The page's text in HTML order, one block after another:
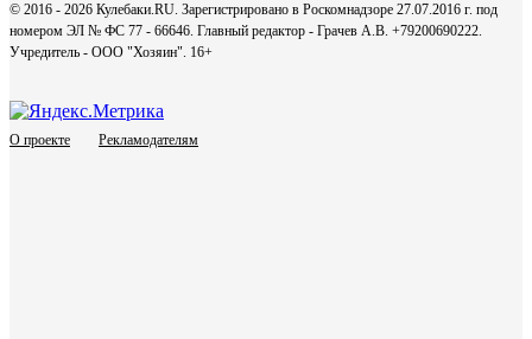
© 2016 - 2026 Кулебаки.RU. Зарегистрировано в Роскомнадзоре 27.07.2016 г. под
номером ЭЛ № ФС 77 - 66646. Главный редактор - Грачев А.В. +79200690222.
Учредитель - ООО "Хозяин". 16+
О проекте Рекламодателям